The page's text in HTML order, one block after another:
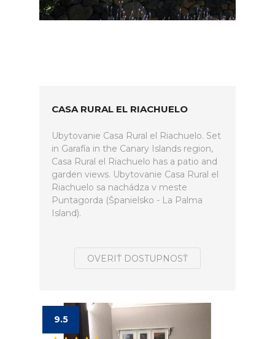
CASA RURAL EL RIACHUELO
Ubytovanie Casa Rural el Riachuelo. Set
in Garafía in the Canary Islands region,
Casa Rural el Riachuelo has a patio and
garden views. Ubytovanie Casa Rural el
Riachuelo sa nachádza v meste
Puntagorda (Španielsko - La Palma
Island).
OVERIŤ DOSTUPNOSŤ
9.5